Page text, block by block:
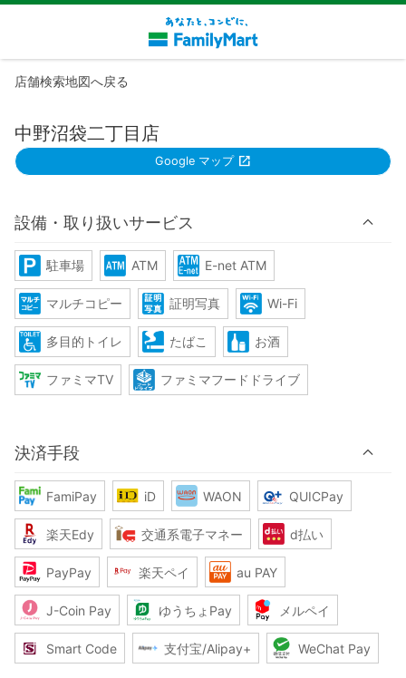
店舗検索地図へ戻る
中野沼袋二丁目店
Google マップ
設備・取り扱いサービス
駐車場 ATM E-net ATM
マルチコピー 証明写真 Wi-Fi
多目的トイレ たばこ お酒
ファミマTV ファミマフードドライブ
決済手段
FamiPay iD WAON QUICPay
楽天Edy 交通系電子マネー d払い
PayPay 楽天ペイ au PAY
J-Coin Pay ゆうちょPay メルペイ
Smart Code 支付宝/Alipay+ WeChat Pay